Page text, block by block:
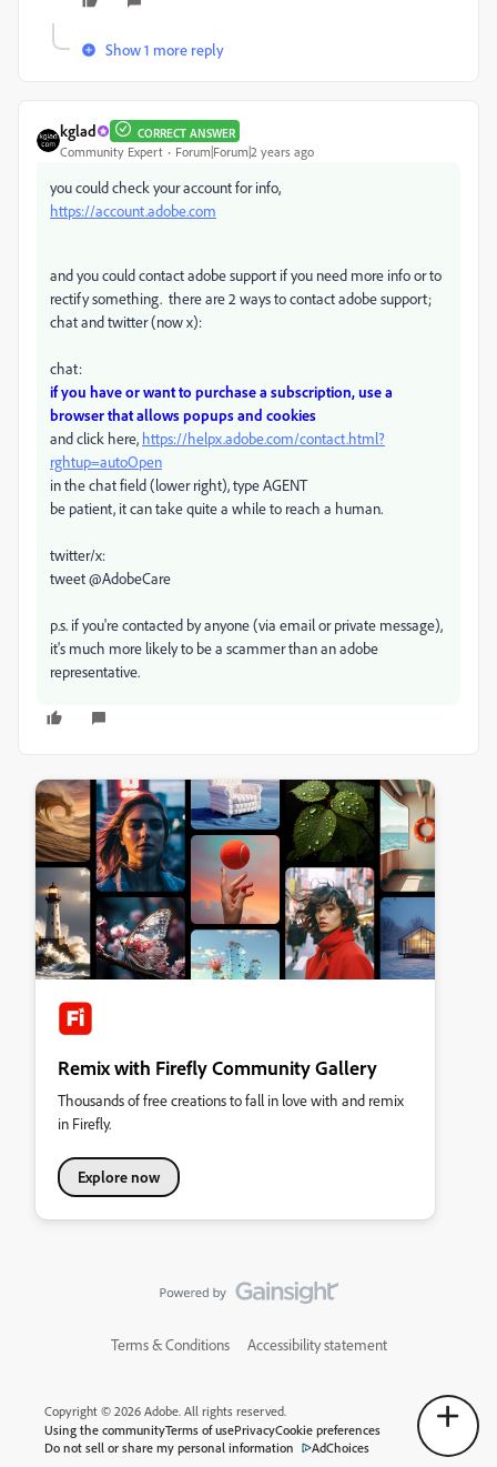
Show 1 more reply
kglad CORRECT ANSWER
Community Expert Forum|Forum|2 years ago
you could check your account for info,
https://account.adobe.com
and you could contact adobe support if you need more info or to
rectify something. there are 2 ways to contact adobe support;
chat and twitter (now x):
chat:
if you have or want to purchase a subscription, use a
browser that allows popups and cookies
and click here, https://helpx.adobe.com/contact.html?
rghtup=autoOpen
in the chat field (lower right), type AGENT
be patient, it can take quite a while to reach a human.
twitter/x:
tweet @AdobeCare
p.s. if you're contacted by anyone (via email or private message),
it's much more likely to be a scammer than an adobe
representative.
Remix with Firefly Community Gallery
Thousands of free creations to fall in love with and remix
in Firefly.
Explore now
Terms & Conditions Accessibility statement
Copyright © 2026 Adobe. All rights reserved.
Using the communityTerms of usePrivacyCookie preferences
Do not sell or share my personal information
AdChoices